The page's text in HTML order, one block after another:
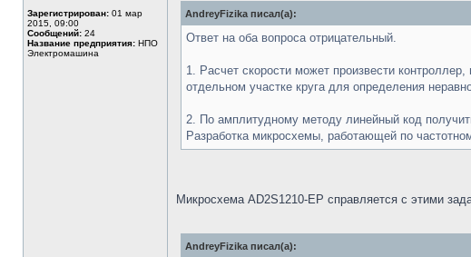
Зарегистрирован: 01 мар
2015, 09:00
Сообщений: 24
Название предприятия: НПО
Электромашина
AndreyFizika писал(а):
Ответ на оба вопроса отрицательный.
1. Расчет скорости может произвести
отдельном участке круга для определения
2. По амплитудному методу линейный код
Разработка микросхемы, работающей по
Микросхема AD2S1210-EP справляется с этими
AndreyFizika писал(а):